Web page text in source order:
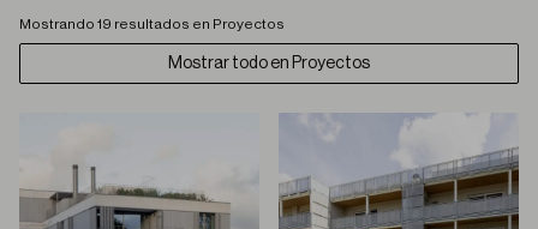
Mostrando 19 resultados en Proyectos
Mostrar todo en Proyectos